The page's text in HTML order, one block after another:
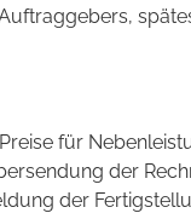
für
der
der